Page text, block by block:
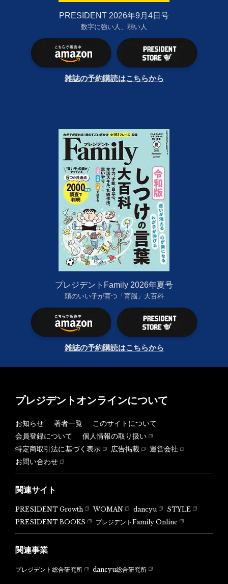
PRESIDENT 2026年9月4日号
数字に強い人、弱い人
雑誌の予約購読はこちらから
プレジデントFamily 2026年夏号
頭のいい子が育つ「育脳」大百科
雑誌の予約購読はこちらから
プレジデントオンラインについて
お知らせ 著者一覧
このサイトについて
会員登録について
個人情報の取り扱い
特定商取引法に基づく表示
広告掲載
運営会社
お問い合わせ
関連サイト
PRESIDENT Growth WOMAN dancyu
STYLE
PRESIDENT BOOKS
プレジデントFamily Online
関連事業
プレジデント総合研究所 dancyu総合研究所